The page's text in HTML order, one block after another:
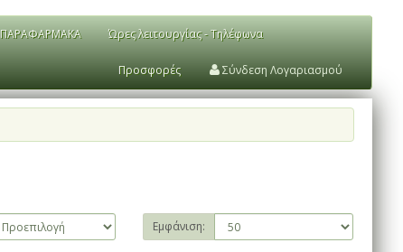
ΠΑΡΑΦΑΡΜΑΚΑ Ώρες λειτουργίας - Τηλέφωνα
Προσφορές Σύνδεση Λογαριασμού
Εμφάνιση: